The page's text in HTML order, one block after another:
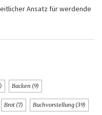
Ansatz für werdende
Backen (9)
Brot (7) Buchvorstellung (39)